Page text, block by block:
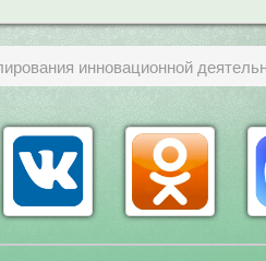
инновационной